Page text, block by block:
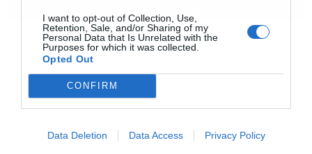
I want to opt-out of Collection, Use,
Retention, Sale, and/or Sharing of my
Personal Data that Is Unrelated with the
Purposes for which it was collected.
Opted Out
CONFIRM
Data Deletion Data Access Privacy Policy